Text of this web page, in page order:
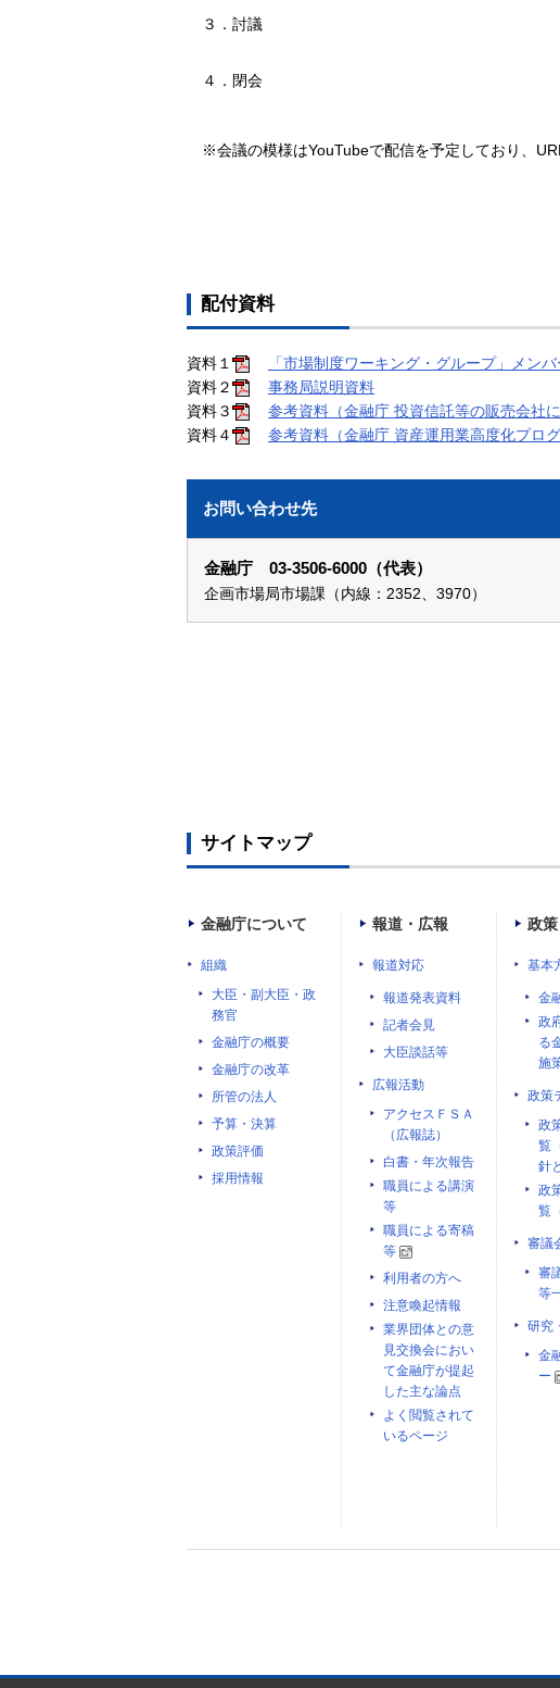
３．討議
４．閉会
※会議の模様はYouTubeで配信を予定しており、
配付資料
資料１
「市場制度ワーキング・グループ」メン
資料２
事務局説明資料
資料３
参考資料（金融庁 投資信託等の販売会社
資料４
参考資料（金融庁 資産運用業高度化プロ
お問い合わせ先
金融庁 03-3506-6000（代表）
企画市場局市場課（内線：2352、3970）
サイトマップ
金融庁について
組織
大臣・副大臣・政
務官
金融庁の概要
金融庁の改革
所管の法人
予算・決算
政策評価
採用情報
報道・広報
報道対応
報道発表資料
記者会見
大臣談話等
広報活動
アクセスＦＳＡ
（広報誌）
白書・年次報告
職員による講演
等
職員による寄稿
等
利用者の方へ
注意喚起情報
業界団体との意
見交換会におい
て金融庁が提起
した主な論点
よく閲覧されて
いるページ
政
基本
金
政
る
施
政策
政
覧
針
政
覧
審議
審
等
研究
金
ー